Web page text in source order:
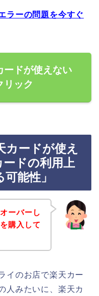
ラーの問題を今すぐ
ードが使えない
リック
カードが使え
ドの利用上
能性」
ーバーし
購入して
イのお店で楽天カー
人みたいに、楽天カ